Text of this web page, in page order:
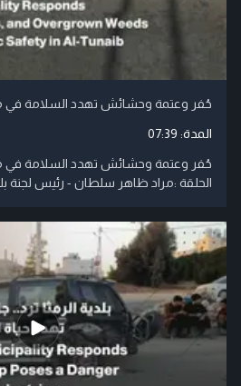
حُفر وعتمة وحشائش تهدد السلامة في
المدة: 07:39
حُفر وعتمة وحشائش تهدد السلامة في
الحلقة :مراد ظاهر سلطان - رئيس لجنة